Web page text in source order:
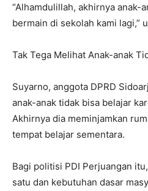
“Alhamdulillah, akhirnya anak-
bermain di sekolah kami lagi,”
Tak Tega Melihat Anak-anak
Suyarno, anggota DPRD
anak-anak tidak bisa belajar
Akhirnya dia meminjamkan
tempat belajar sementara.
Bagi politisi PDI Perjuangan
satu dan kebutuhan dasar